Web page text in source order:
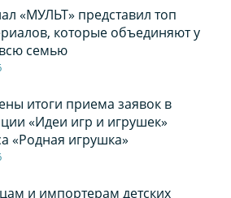
«МУЛЬТ» представил топ
которые объединяют у
семью
итоги приема заявок в
«Идеи игр и игрушек»
«Родная игрушка»
и импортерам детских